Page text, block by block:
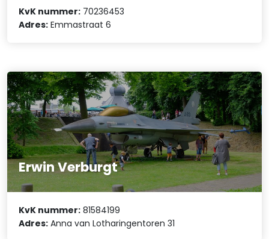
KvK nummer: 70236453
Adres: Emmastraat 6
Erwin Verburgt
KvK nummer: 81584199
Adres: Anna van Lotharingentoren 31